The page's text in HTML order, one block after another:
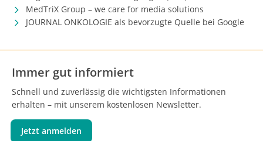
MedTriX Group – we care for media solutions
JOURNAL ONKOLOGIE als bevorzugte Quelle bei Google
Immer gut informiert
Schnell und zuverlässig die wichtigsten Informationen
erhalten – mit unserem kostenlosen Newsletter.
Jetzt anmelden